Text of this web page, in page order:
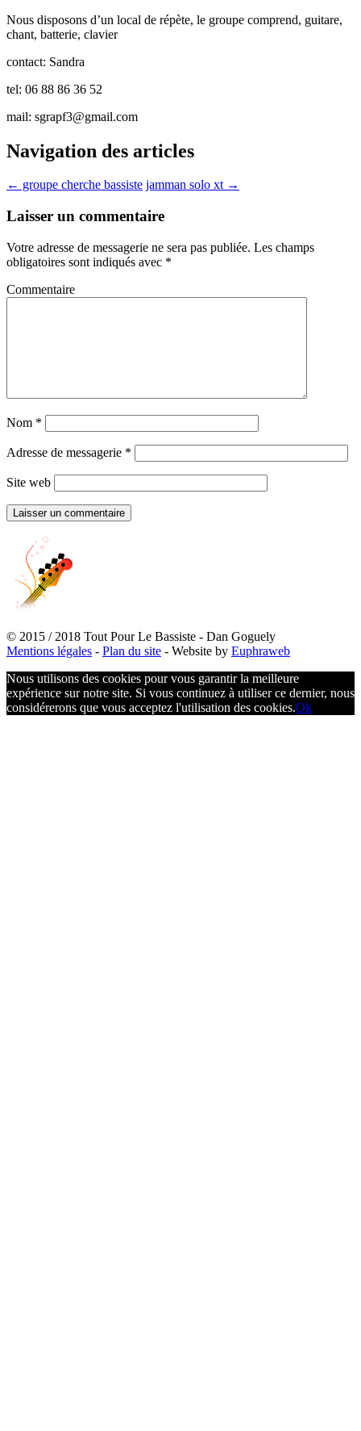
Nous disposons d’un local de répète, le groupe comprend, guitare,
chant, batterie, clavier
contact: Sandra
tel: 06 88 86 36 52
mail: sgrapf3@gmail.com
Navigation des articles
← groupe cherche bassiste jamman solo xt →
Laisser un commentaire
Votre adresse de messagerie ne sera pas publiée. Les champs
obligatoires sont indiqués avec *
Commentaire
Nom *
Adresse de messagerie *
Site web
© 2015 / 2018 Tout Pour Le Bassiste - Dan Goguely
Mentions légales - Plan du site - Website by Euphraweb
Nous utilisons des cookies pour vous garantir la meilleure
expérience sur notre site. Si vous continuez à utiliser ce dernier, nous
considérerons que vous acceptez l'utilisation des cookies.Ok